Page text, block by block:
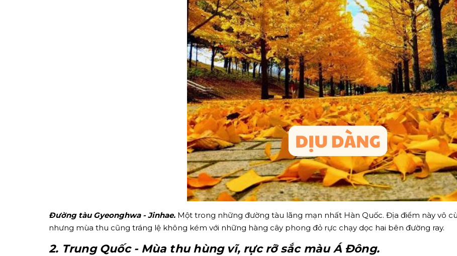
Đường tàu Gyeonghwa - Jinhae. Một trong những đường tàu lãng mạn nhất Hàn Quốc. Địa điểm này vô
nhưng mùa thu cũng tráng lệ không kém với những hàng cây phong đỏ rực chạy dọc hai bên đường ray.
2. Trung Quốc - Mùa thu hùng vĩ, rực rỡ sắc màu Á Đông.